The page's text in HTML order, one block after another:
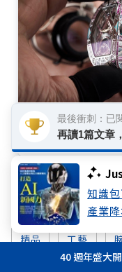
知識
產業
凝視腕間的藝術殿堂！
02以珠寶與機械
精品 工藝
40 週年盛大
最後衝刺：已
再讀1篇文章